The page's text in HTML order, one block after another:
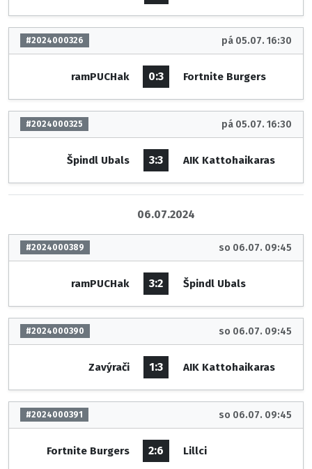
#2024000326 pá 05.07. 16:30
ramPUCHak 0:3 Fortnite Burgers
#2024000325 pá 05.07. 16:30
Špindl Ubals 3:3 AIK Kattohaikaras
06.07.2024
#2024000389 so 06.07. 09:45
ramPUCHak 3:2 Špindl Ubals
#2024000390 so 06.07. 09:45
Zavýrači 1:3 AIK Kattohaikaras
#2024000391 so 06.07. 09:45
Fortnite Burgers 2:6 Lillci